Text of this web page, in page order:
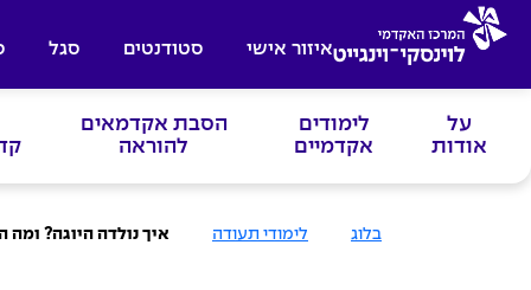
איזור אישי סטודנטים סגל
על
אודות
לימודים
אקדמיים
הסבת אקדמאים
להוראה
בלוג לימודי תעודה איך נולדה היוגה?